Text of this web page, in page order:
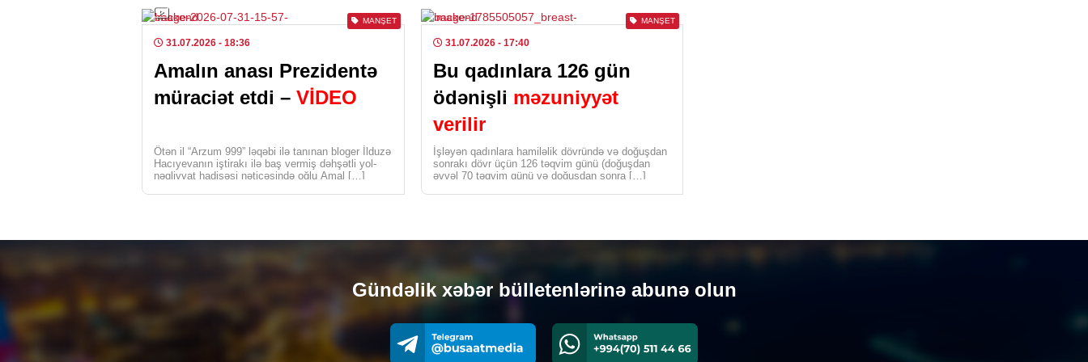
MANŞET
31.07.2026 - 18:36
Amalın anası Prezidentə
müraciət etdi – VİDEO
Ötən il “Arzum 999” ləqəbi ilə tanınan bloger İlduzə
Hacıyevanın iştirakı ilə baş vermiş dəhşətli yol-
nəqliyyat hadisəsi nəticəsində oğlu Amal […]
MANŞET
31.07.2026- 17:40
Bu qadınlara 126 gün
ödənişli məzuniyyət
verilir
İşləyən qadınlara hamiləlik dövründə və doğuşdan
sonrakı dövr üçün 126 təqvim günü (doğuşdan
əvvəl 70 təqvim günü və doğuşdan sonra […]
Arayikgilin apellyasiya şikayəti üzrə
qərar verildi
Gündəlik xəbər bülletenlərinə abunə olun